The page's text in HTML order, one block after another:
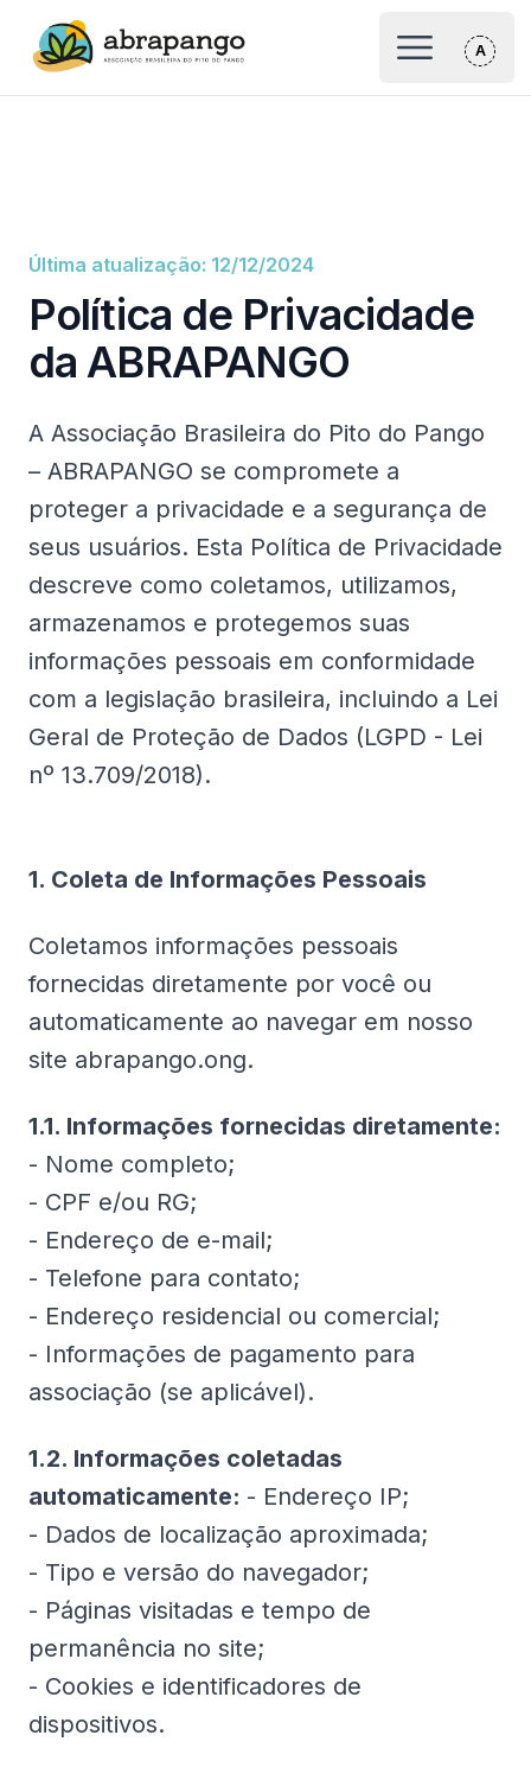
Logo Abrapango
Abrir Menu
Última atualização: 12/12/2024
Política de Privacidade
da ABRAPANGO
A Associação Brasileira do Pito do Pango
– ABRAPANGO se compromete a
proteger a privacidade e a segurança de
seus usuários. Esta Política de Privacidade
descreve como coletamos, utilizamos,
armazenamos e protegemos suas
informações pessoais em conformidade
com a legislação brasileira, incluindo a Lei
Geral de Proteção de Dados (LGPD - Lei
nº 13.709/2018).
1. Coleta de Informações Pessoais
Coletamos informações pessoais
fornecidas diretamente por você ou
automaticamente ao navegar em nosso
site abrapango.ong.
1.1. Informações fornecidas diretamente:
- Nome completo;
- CPF e/ou RG;
- Endereço de e-mail;
- Telefone para contato;
- Endereço residencial ou comercial;
- Informações de pagamento para
associação (se aplicável).
1.2. Informações coletadas
automaticamente: - Endereço IP;
- Dados de localização aproximada;
- Tipo e versão do navegador;
- Páginas visitadas e tempo de
permanência no site;
- Cookies e identificadores de
dispositivos.